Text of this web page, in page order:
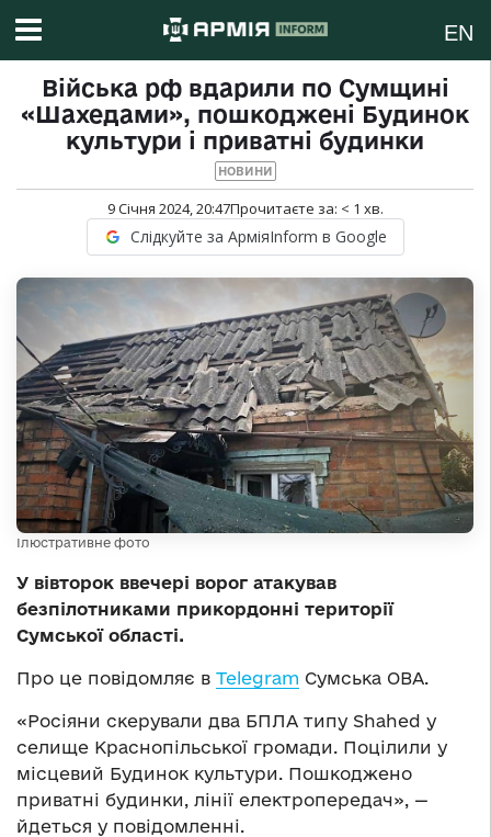
EN
Війська рф вдарили по Сумщині
«Шахедами», пошкоджені Будинок
культури і приватні будинки
НОВИНИ
9 Січня 2024, 20:47Прочитаєте за: < 1 хв.
Слідкуйте за АрміяInform в Google
Ілюстративне фото
У вівторок ввечері ворог атакував
безпілотниками прикордонні території
Сумської області.
Про це повідомляє в Telegram Сумська ОВА.
«Росіяни скерували два БПЛА типу Shahed у
селище Краснопільської громади. Поцілили у
місцевий Будинок культури. Пошкоджено
приватні будинки, лінії електропередач», —
йдеться у повідомленні.